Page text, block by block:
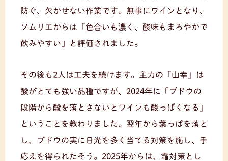
防ぐ、欠かせない作業です。無事にワインとなり、
ソムリエからは「色合いも濃く、酸味もまろやかで
飲みやすい」と評価されました。
その後も2人は工夫を続けます。主力の「山幸」は
酸がとても強い品種ですが、2024年に「ブドウの
段階から酸を落とさないとワインも酸っぱくなる」
ということを教わりました。翌年から葉っぱを落と
し、ブドウの実に日光を多く当てる対策を施し、手
応えを得られたそう。2025年からは、霜対策とし